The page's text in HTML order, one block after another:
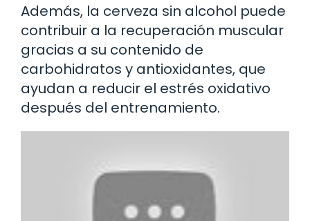
Además, la cerveza sin alcohol puede
contribuir a la recuperación muscular
gracias a su contenido de
carbohidratos y antioxidantes, que
ayudan a reducir el estrés oxidativo
después del entrenamiento.